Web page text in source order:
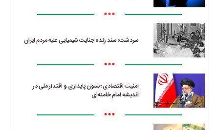
•••
سردشت؛ سند زنده جنایت شیمیایی علیه مردم ایران
•••
امنیت اقتصادی؛ ستون پایداری و اقتدار ملی در
اندیشه امام خامنه‌ای
•••